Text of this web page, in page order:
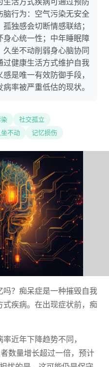
行为：空气污染无安全
独感会切断情感联结；
心统一性；中年睡眠障
坐不动削弱身心脑协同
过健康生活方式维护自我
是唯一有效防御手段，
率被严重低估的现状。
社交孤立
不动 记忆损伤
？痴呆症是一种摧毁自我
疾病。在出现症状前，痴
近年下降趋势不同，
数量增长超过一倍，预计